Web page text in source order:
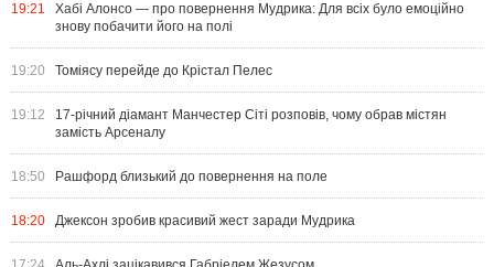
19:21
Хабі Алонсо — про повернення Мудрика: Для всіх було емоційно
знову побачити його на полі
19:20 Томіясу перейде до Крістал Пелес
19:12
17-річний діамант Манчестер Сіті розповів, чому обрав містян
замість Арсеналу
18:50 Рашфорд близький до повернення на поле
18:20 Джексон зробив красивий жест заради Мудрика